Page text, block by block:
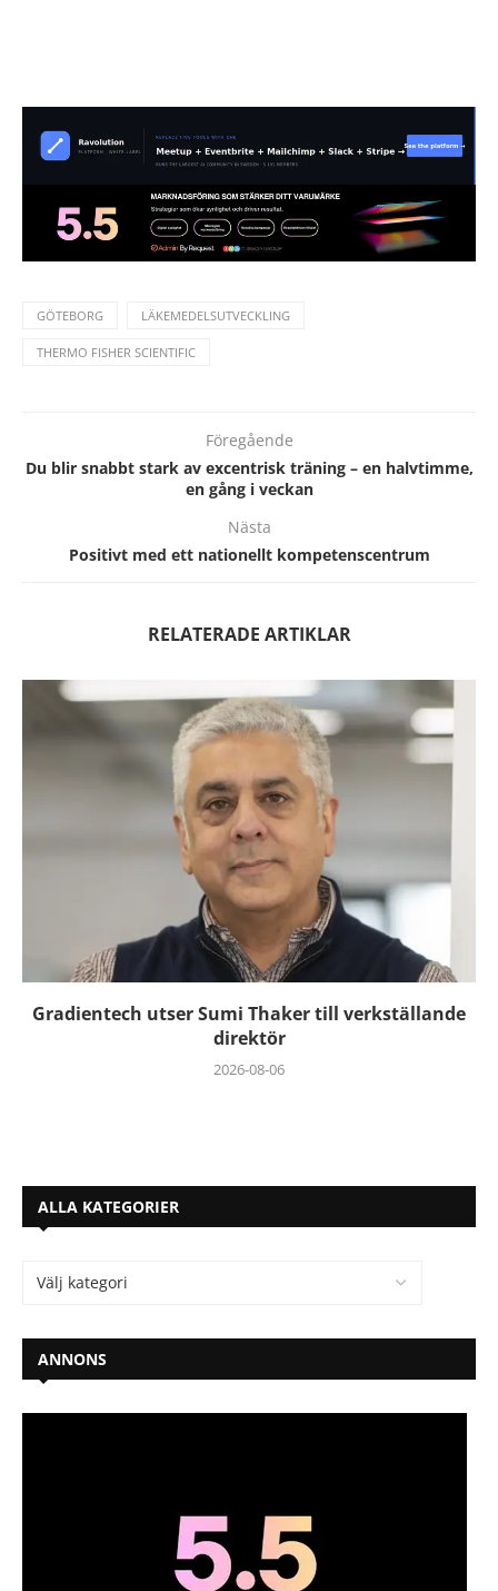
GÖTEBORG LÄKEMEDELSUTVECKLING
THERMO FISHER SCIENTIFIC
Föregående
Du blir snabbt stark av excentrisk träning – en halvtimme,
en gång i veckan
Nästa
Positivt med ett nationellt kompetenscentrum
RELATERADE ARTIKLAR
Gradientech utser Sumi Thaker till verkställande
direktör
2026-08-06
ALLA KATEGORIER
ANNONS